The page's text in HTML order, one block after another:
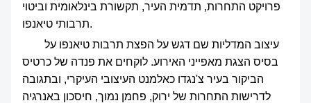
פרויקט התחרות, תדמית העיר, תקשורת בינלאומית וביטוי
תרבותי טיאנפו.
בסיס הצגת מאפייני האירוע. לוקחים את פנדה של כרטיס
הביקור בעיר צ'נגדו כאלמנט העיצובי העיקרי, ובתגובה
לדרישות התחרות של ירוק, פחמן נמוך, חיסכון באנרגיה